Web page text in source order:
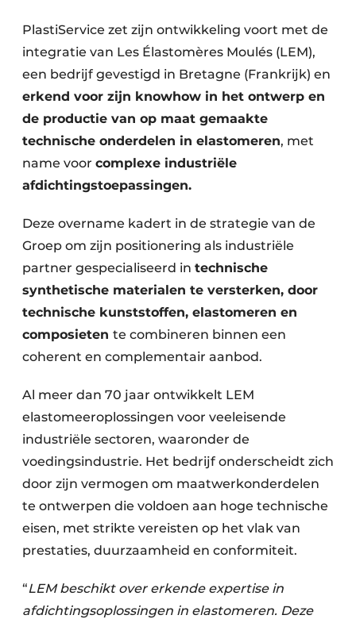
PlastiService zet zijn ontwikkeling voort met de
integratie van Les Élastomères Moulés (LEM),
een bedrijf gevestigd in Bretagne (Frankrijk) en
erkend voor zijn knowhow in het ontwerp en
de productie van op maat gemaakte
technische onderdelen in elastomeren, met
name voor complexe industriële
afdichtingstoepassingen.
Deze overname kadert in de strategie van de
Groep om zijn positionering als industriële
partner gespecialiseerd in technische
synthetische materialen te versterken, door
technische kunststoffen, elastomeren en
composieten te combineren binnen een
coherent en complementair aanbod.
Al meer dan 70 jaar ontwikkelt LEM
elastomeeroplossingen voor veeleisende
industriële sectoren, waaronder de
voedingsindustrie. Het bedrijf onderscheidt zich
door zijn vermogen om maatwerkonderdelen
te ontwerpen die voldoen aan hoge technische
eisen, met strikte vereisten op het vlak van
prestaties, duurzaamheid en conformiteit.
“LEM beschikt over erkende expertise in
afdichtingsoplossingen in elastomeren. Deze